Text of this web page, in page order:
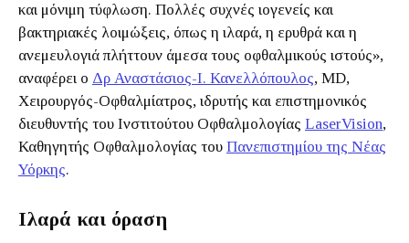
και μόνιμη τύφλωση. Πολλές συχνές ιογενείς και
βακτηριακές λοιμώξεις, όπως η ιλαρά, η ερυθρά και η
ανεμευλογιά πλήττουν άμεσα τους οφθαλμικούς ιστούς»,
αναφέρει ο Δρ Αναστάσιος-Ι. Κανελλόπουλος, MD,
Χειρουργός-Οφθαλμίατρος, ιδρυτής και επιστημονικός
διευθυντής του Ινστιτούτου Οφθαλμολογίας LaserVision,
Καθηγητής Οφθαλμολογίας του Πανεπιστημίου της Νέας
Υόρκης.
Ιλαρά και όραση